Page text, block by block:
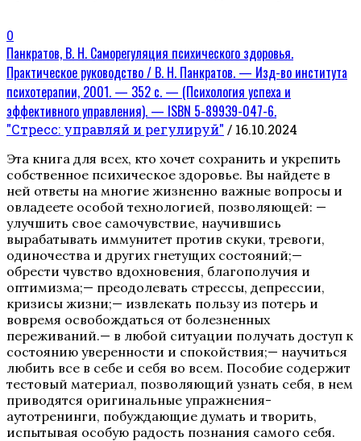
0
Панкратов, В. Н. Саморегуляция психического здоровья.
Практическое руководство / В. Н. Панкратов. — Изд-во института
психотерапии, 2001. — 352 с. — (Психология успеха и
эффективного управления). — ISBN 5-89939-047-6.
"Стресс: управляй и регулируй" / 16.10.2024
Эта книга для всех, кто хочет сохранить и укрепить
собственное психическое здоровье. Вы найдете в
ней ответы на многие жизненно важные вопросы и
овладеете особой технологией, позволяющей: —
улучшить свое самочувствие, научившись
вырабатывать иммунитет против скуки, тревоги,
одиночества и других гнетущих состояний;—
обрести чувство вдохновения, благополучия и
оптимизма;— преодолевать стрессы, депрессии,
кризисы жизни;— извлекать пользу из потерь и
вовремя освобождаться от болезненных
переживаний.— в любой ситуации получать доступ к
состоянию уверенности и спокойствия;— научиться
любить все в себе и себя во всем. Пособие содержит
тестовый материал, позволяющий узнать себя, в нем
приводятся оригинальные упражнения-
аутотренинги, побуждающие думать и творить,
испытывая особую радость познания самого себя.